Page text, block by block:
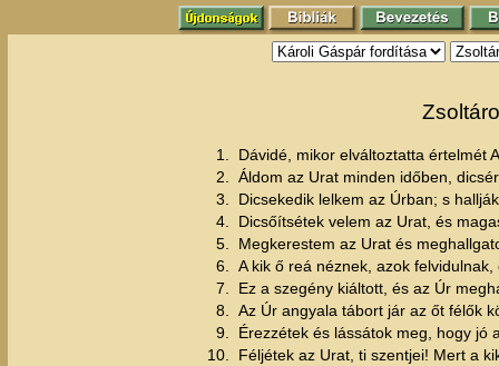
1.
Dávidé, mikor elváltoztatta értelmét
2.
Áldom az Urat minden időben,
3.
Dicsekedik lelkem az Úrban; s
4.
Dicsőítsétek velem az Urat, és
5.
Megkerestem az Urat és
6.
A kik ő reá néznek, azok
7.
Ez a szegény kiáltott, és az Úr
8.
Az Úr angyala tábort jár az őt félők
9.
Érezzétek és lássátok meg, hogy jó
10.
Féljétek az Urat, ti szentjei! Mert a